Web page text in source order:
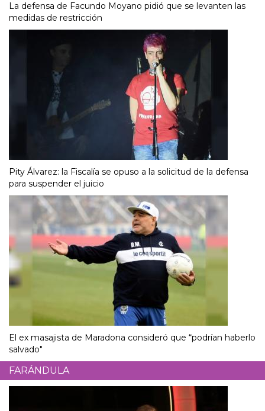
La defensa de Facundo Moyano pidió que se levanten las
medidas de restricción
Pity Álvarez: la Fiscalía se opuso a la solicitud de la defensa
para suspender el juicio
El ex masajista de Maradona consideró que “podrían haberlo
salvado"
FARÁNDULA